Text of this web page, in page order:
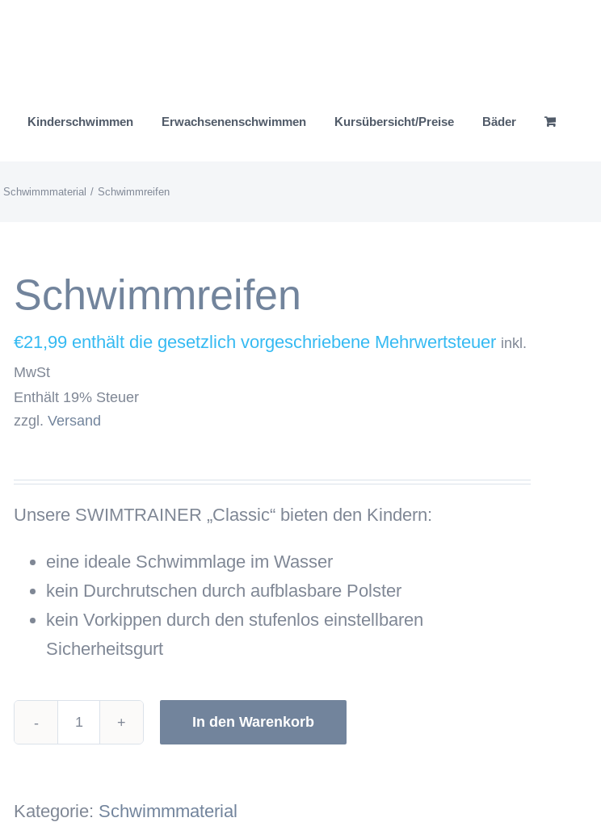
Kinderschwimmen Erwachsenenschwimmen Kursübersicht/Preise Bäder
Schwimmmaterial Schwimmreifen
Schwimmreifen
€21,99
inkl.
MwSt
Enthält 19% Steuer
zzgl. Versand
Unsere SWIMTRAINER „Classic“ bieten den Kindern:
eine ideale Schwimmlage im Wasser
kein Durchrutschen durch aufblasbare Polster
kein Vorkippen durch den stufenlos einstellbaren
Sicherheitsgurt
In den Warenkorb
Kategorie: Schwimmmaterial